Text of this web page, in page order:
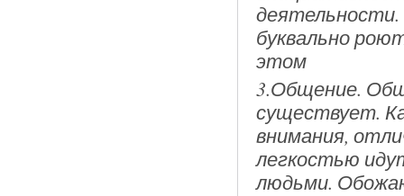
буквально
этом
3.Общение.
существует.
внимания,
легкостью
людьми.